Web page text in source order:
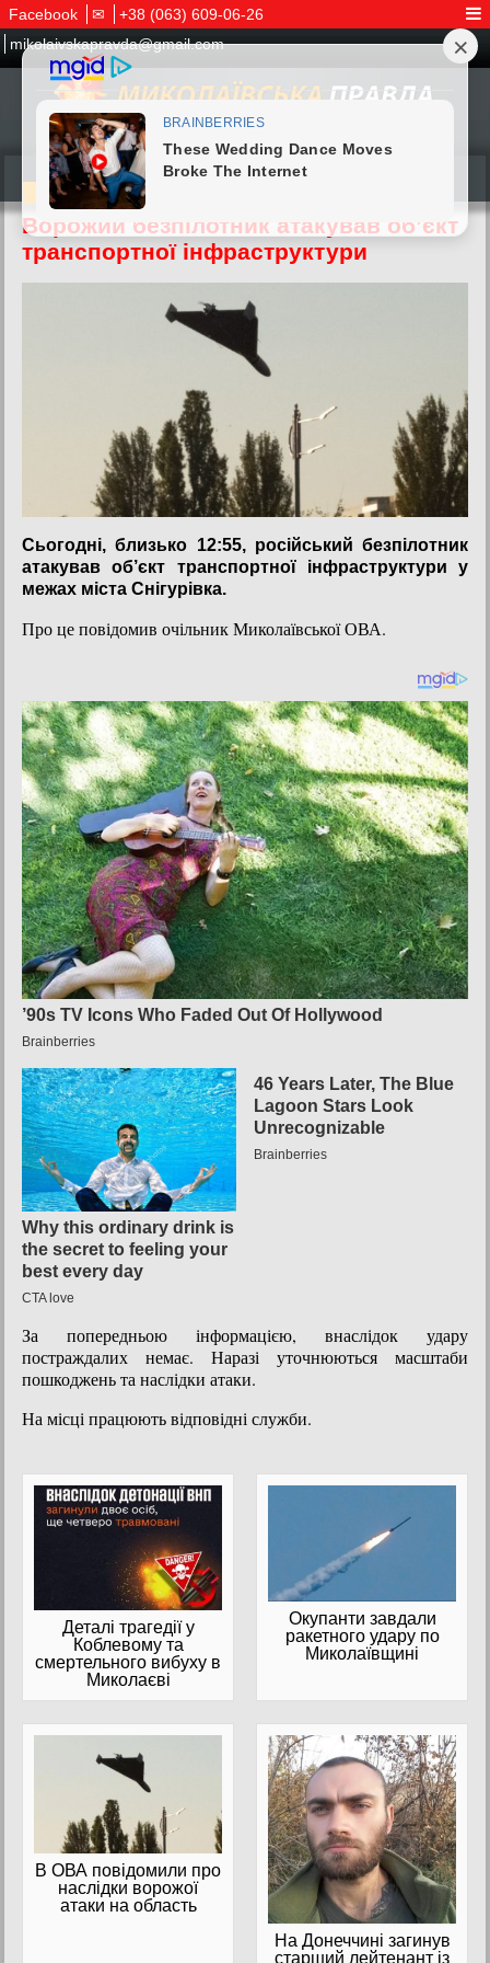
Facebook ✉
+38 (063) 609-06-26
mikolaivskapravda@gmail.com
07.05.2026
Ворожий безпілотник атакував об’єкт
транспортної інфраструктури
Сьогодні, близько 12:55, російський безпілотник
атакував об’єкт транспортної інфраструктури у
межах міста Снігурівка.
Про це повідомив очільник Миколаївської ОВА.
За попередньою інформацією, внаслідок удару
постраждалих немає. Наразі уточнюються масштаби
пошкоджень та наслідки атаки.
На місці працюють відповідні служби.
Деталі трагедії у
Коблевому та
смертельного вибуху в
Миколаєві
Окупанти завдали
ракетного удару по
Миколаївщині
В ОВА повідомили про
наслідки ворожої
атаки на область
На Донеччині загинув
старший лейтенант із